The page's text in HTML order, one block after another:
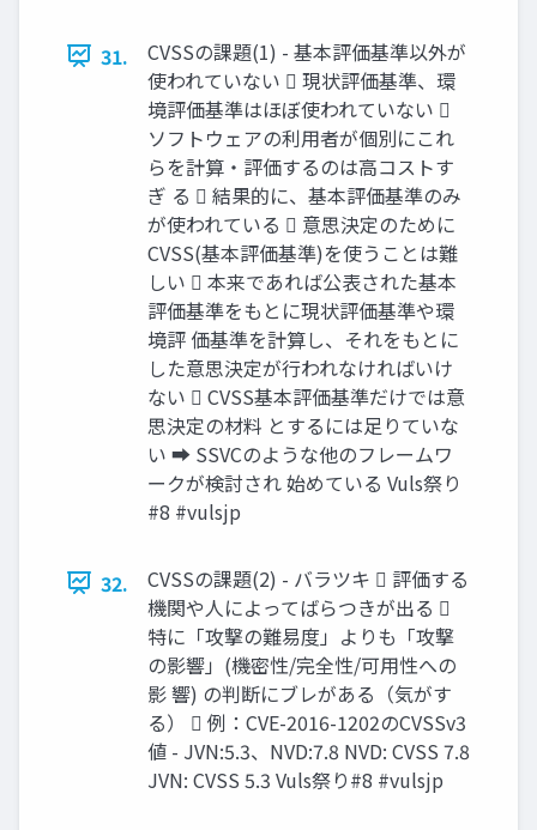
31.
CVSSの課題(1) - 基本評価基準以外が
使われていない  現状評価基準、環
境評価基準はほぼ使われていない 
ソフトウェアの利用者が個別にこれ
らを計算・評価するのは高コストす
ぎ る  結果的に、基本評価基準のみ
が使われている  意思決定のために
CVSS(基本評価基準)を使うことは難
しい  本来であれば公表された基本
評価基準をもとに現状評価基準や環
境評 価基準を計算し、それをもとに
した意思決定が行われなければいけ
ない  CVSS基本評価基準だけでは意
思決定の材料 とするには足りていな
い ➡ SSVCのような他のフレームワ
ークが検討され 始めている Vuls祭り
#8 #vulsjp
32.
CVSSの課題(2) - バラツキ  評価する
機関や人によってばらつきが出る 
特に「攻撃の難易度」よりも「攻撃
の影響」(機密性/完全性/可用性への
影 響) の判断にブレがある（気がす
る）  例：CVE-2016-1202のCVSSv3
値 - JVN:5.3、NVD:7.8 NVD: CVSS 7.8
JVN: CVSS 5.3 Vuls祭り#8 #vulsjp